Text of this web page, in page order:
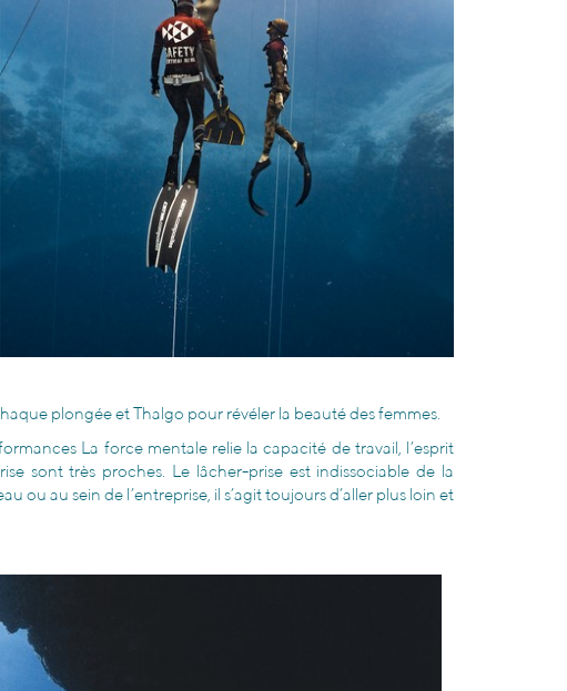
plongée et Thalgo pour révéler la beauté des femmes.
La force mentale relie la capacité de travail, l’esprit
sont très proches. Le lâcher-prise est indissociable de la
ou au sein de l’entreprise, il s’agit toujours d’aller plus loin et